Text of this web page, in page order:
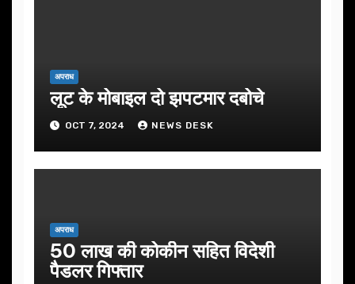
अपराध
लूट के मोबाइल दो झपटमार दबोचे
OCT 7, 2024 NEWS DESK
अपराध
50 लाख की कोकीन सहित विदेशी
पैडलर गिफ्तार